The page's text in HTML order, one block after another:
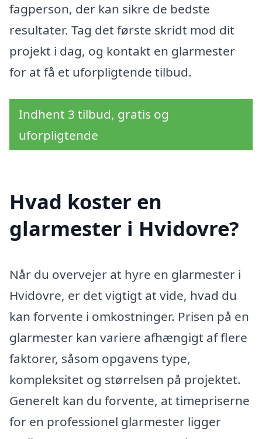
fagperson, der kan sikre de bedste
resultater. Tag det første skridt mod dit
projekt i dag, og kontakt en glarmester
for at få et uforpligtende tilbud.
Indhent 3 tilbud, gratis og
uforpligtende
Hvad koster en
glarmester i Hvidovre?
Når du overvejer at hyre en glarmester i
Hvidovre, er det vigtigt at vide, hvad du
kan forvente i omkostninger. Prisen på en
glarmester kan variere afhængigt af flere
faktorer, såsom opgavens type,
kompleksitet og størrelsen på projektet.
Generelt kan du forvente, at timepriserne
for en professionel glarmester ligger